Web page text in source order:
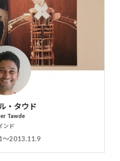
・タウド
Tawde
ンド
〜2013.11.9